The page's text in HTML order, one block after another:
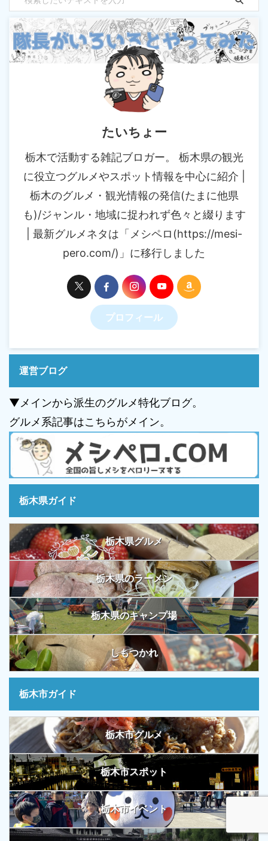
たいちょー
栃木で活動する雑記ブロガー。 栃木県の観光
に役立つグルメやスポット情報を中心に紹介 |
栃木のグルメ・観光情報の発信(たまに他県
も)/ジャンル・地域に捉われず色々と綴ります
| 最新グルメネタは「メシペロ(https://mesi-
pero.com/)」に移行しました
プロフィール
運営ブログ
▼メインから派生のグルメ特化ブログ。
グルメ系記事はこちらがメイン。
栃木県ガイド
栃木県グルメ
栃木県のラーメン
栃木県のキャンプ場
しもつかれ
栃木市ガイド
栃木市グルメ
栃木市スポット
栃木市イベント